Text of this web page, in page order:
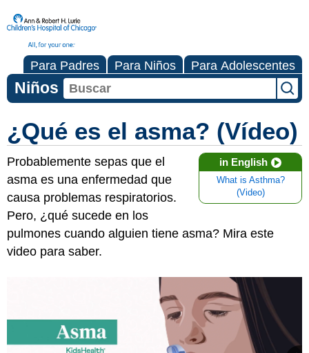
Para Padres Para Niños Para Adolescentes
Niños
¿Qué es el asma? (Vídeo)
in English
What is Asthma?
(Video)
Probablemente sepas que el
asma es una enfermedad que
causa problemas respiratorios.
Pero, ¿qué sucede en los
pulmones cuando alguien tiene asma? Mira este
video para saber.